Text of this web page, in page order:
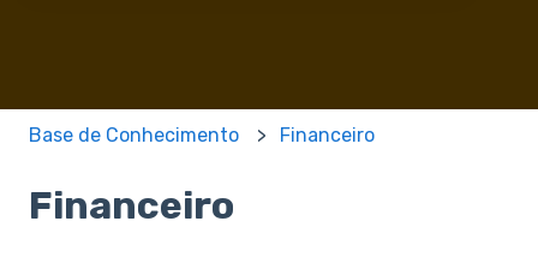
Base de Conhecimento Financeiro
Financeiro